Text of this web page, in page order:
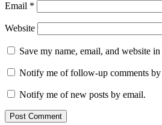
Email *
Website
Save my name, email, and website
Notify me of follow-up comments by
Notify me of new posts by email.